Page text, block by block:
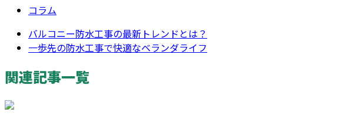
コラム
バルコニー防水工事の最新トレンドとは？
一歩先の防水工事で快適なベランダライフ
関連記事一覧